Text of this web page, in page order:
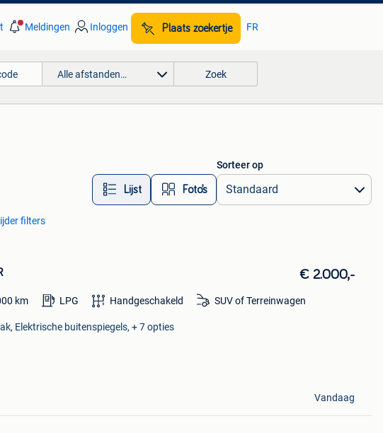
Meldingen Inloggen Plaats zoekertje FR
Alle afstanden… Zoek
Lijst Foto’s
Sorteer op
filters
€ 2.000,-
km LPG Handgeschakeld SUV of Terreinwagen
Elektrische buitenspiegels, + 7 opties
Vandaag